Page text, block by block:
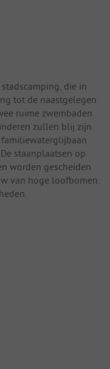
die in
tot de naastgelegen
ruime zwembaden
zullen blij zijn
staanplaatsen op
worden gescheiden
van hoge loofbomen.